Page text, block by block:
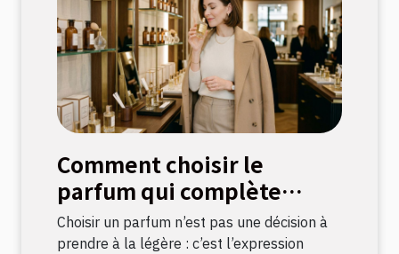
Comment choisir le
parfum qui complète
votre style ?
Choisir un parfum n’est pas une décision à
prendre à la légère : c’est l’expression